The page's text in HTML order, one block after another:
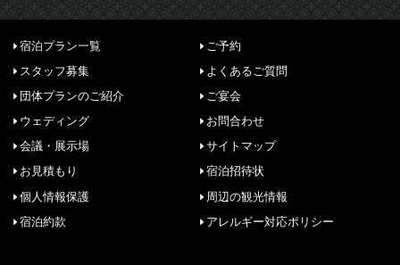
宿泊プラン一覧
ご予約
スタッフ募集
よくあるご質問
団体プランのご紹介
ご宴会
ウェディング
お問合わせ
会議・展示場
サイトマップ
お見積もり
宿泊招待状
個人情報保護
周辺の観光情報
宿泊約款
アレルギー対応ポリシー